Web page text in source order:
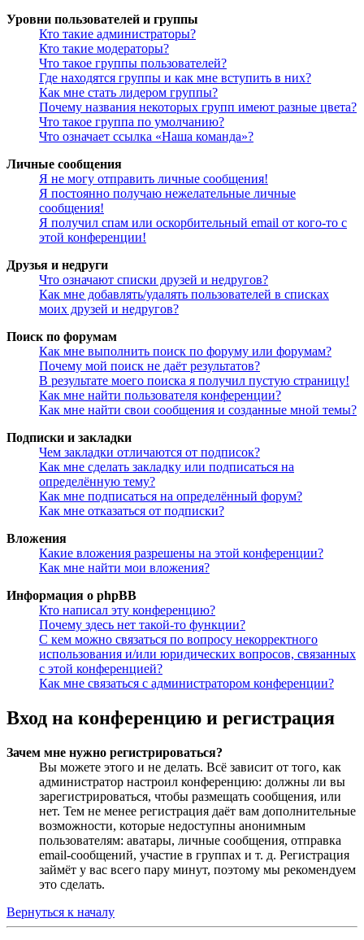
Уровни пользователей и группы
Кто такие администраторы?
Кто такие модераторы?
Что такое группы пользователей?
Где находятся группы и как мне вступить в них?
Как мне стать лидером группы?
Почему названия некоторых групп имеют разные цвета?
Что такое группа по умолчанию?
Что означает ссылка «Наша команда»?
Личные сообщения
Я не могу отправить личные сообщения!
Я постоянно получаю нежелательные личные
сообщения!
Я получил спам или оскорбительный email от кого-то с
этой конференции!
Друзья и недруги
Что означают списки друзей и недругов?
Как мне добавлять/удалять пользователей в списках
моих друзей и недругов?
Поиск по форумам
Как мне выполнить поиск по форуму или форумам?
Почему мой поиск не даёт результатов?
В результате моего поиска я получил пустую страницу!
Как мне найти пользователя конференции?
Как мне найти свои сообщения и созданные мной темы?
Подписки и закладки
Чем закладки отличаются от подписок?
Как мне сделать закладку или подписаться на
определённую тему?
Как мне подписаться на определённый форум?
Как мне отказаться от подписки?
Вложения
Какие вложения разрешены на этой конференции?
Как мне найти мои вложения?
Информация о phpBB
Кто написал эту конференцию?
Почему здесь нет такой-то функции?
С кем можно связаться по вопросу некорректного
использования и/или юридических вопросов, связанных
с этой конференцией?
Как мне связаться с администратором конференции?
Вход на конференцию и регистрация
Зачем мне нужно регистрироваться?
Вы можете этого и не делать. Всё зависит от того, как
администратор настроил конференцию: должны ли вы
зарегистрироваться, чтобы размещать сообщения, или
нет. Тем не менее регистрация даёт вам дополнительные
возможности, которые недоступны анонимным
пользователям: аватары, личные сообщения, отправка
email-сообщений, участие в группах и т. д. Регистрация
займёт у вас всего пару минут, поэтому мы рекомендуем
это сделать.
Вернуться к началу